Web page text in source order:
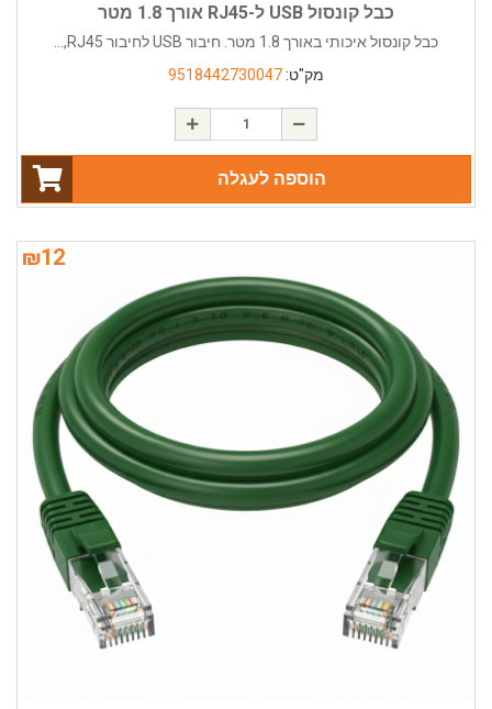
כבל קונסול USB ל-RJ45 אורך 1.8 מטר
כבל קונסול איכותי באורך 1.8 מטר. חיבור USB לחיבור RJ45,...
מק"ט: 9518442730047
הוספה לעגלה
₪12